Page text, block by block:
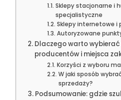
Sklepy stacjonarne i
specjalistyczne
Sklepy internetowe i
Autoryzowane
Dlaczego warto
producentów i miejsca
Korzyści z wyboru
W jaki sposób
sprzedaży?
Podsumowanie: gdzie